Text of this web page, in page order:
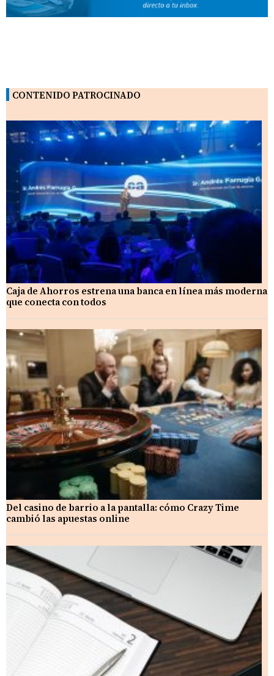
CONTENIDO PATROCINADO
Caja de Ahorros estrena una banca en línea más moderna
que conecta con todos
Del casino de barrio a la pantalla: cómo Crazy Time
cambió las apuestas online